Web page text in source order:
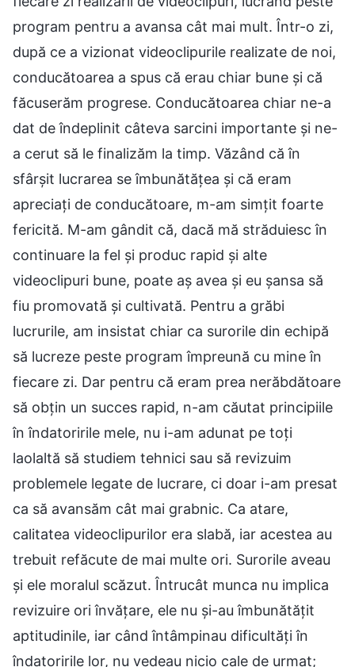
program pentru a avansa cât mai mult. Într-o zi,
după ce a vizionat videoclipurile realizate de noi,
conducătoarea a spus că erau chiar bune și că
făcuserăm progrese. Conducătoarea chiar ne-a
dat de îndeplinit câteva sarcini importante și ne-
a cerut să le finalizăm la timp. Văzând că în
sfârșit lucrarea se îmbunătățea și că eram
apreciați de conducătoare, m-am simțit foarte
fericită. M-am gândit că, dacă mă străduiesc în
continuare la fel și produc rapid și alte
videoclipuri bune, poate aș avea și eu șansa să
fiu promovată și cultivată. Pentru a grăbi
lucrurile, am insistat chiar ca surorile din echipă
să lucreze peste program împreună cu mine în
fiecare zi. Dar pentru că eram prea nerăbdătoare
să obțin un succes rapid, n-am căutat principiile
în îndatoririle mele, nu i-am adunat pe toți
laolaltă să studiem tehnici sau să revizuim
problemele legate de lucrare, ci doar i-am presat
ca să avansăm cât mai grabnic. Ca atare,
calitatea videoclipurilor era slabă, iar acestea au
trebuit refăcute de mai multe ori. Surorile aveau
și ele moralul scăzut. Întrucât munca nu implica
revizuire ori învățare, ele nu și-au îmbunătățit
aptitudinile, iar când întâmpinau dificultăți în
îndatoririle lor, nu vedeau nicio cale de urmat;